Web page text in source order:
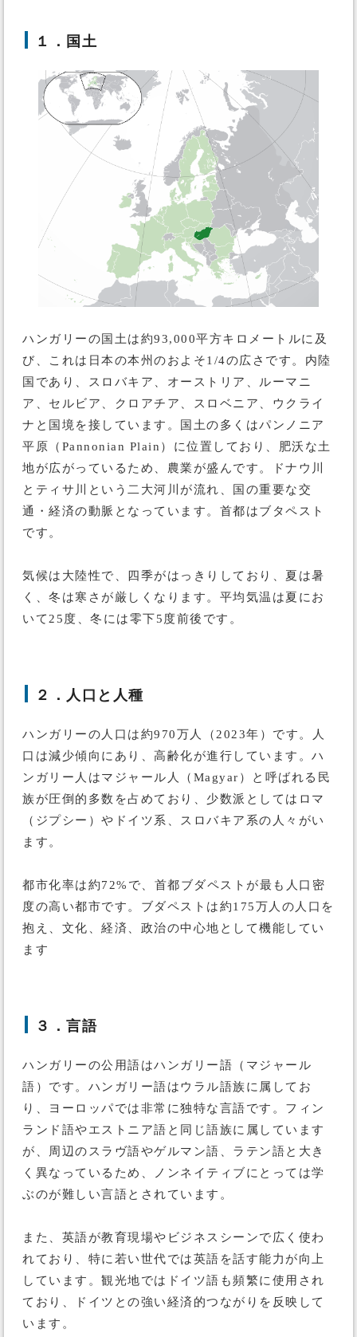
１．国土
ハンガリーの国土は約93,000平方キロメートルに及
び、これは日本の本州のおよそ1/4の広さです。内陸
国であり、スロバキア、オーストリア、ルーマニ
ア、セルビア、クロアチア、スロベニア、ウクライ
ナと国境を接しています。国土の多くはパンノニア
平原（Pannonian Plain）に位置しており、肥沃な土
地が広がっているため、農業が盛んです。ドナウ川
とティサ川という二大河川が流れ、国の重要な交
通・経済の動脈となっています。首都はブタペスト
です。
気候は大陸性で、四季がはっきりしており、夏は暑
く、冬は寒さが厳しくなります。平均気温は夏にお
いて25度、冬には零下5度前後です。
２．人口と人種
ハンガリーの人口は約970万人（2023年）です。人
口は減少傾向にあり、高齢化が進行しています。ハ
ンガリー人はマジャール人（Magyar）と呼ばれる民
族が圧倒的多数を占めており、少数派としてはロマ
（ジプシー）やドイツ系、スロバキア系の人々がい
ます。
都市化率は約72%で、首都ブダペストが最も人口密
度の高い都市です。ブダペストは約175万人の人口を
抱え、文化、経済、政治の中心地として機能してい
ます
３．言語
ハンガリーの公用語はハンガリー語（マジャール
語）です。ハンガリー語はウラル語族に属してお
り、ヨーロッパでは非常に独特な言語です。フィン
ランド語やエストニア語と同じ語族に属しています
が、周辺のスラヴ語やゲルマン語、ラテン語と大き
く異なっているため、ノンネイティブにとっては学
ぶのが難しい言語とされています。
また、英語が教育現場やビジネスシーンで広く使わ
れており、特に若い世代では英語を話す能力が向上
しています。観光地ではドイツ語も頻繁に使用され
ており、ドイツとの強い経済的つながりを反映して
います。